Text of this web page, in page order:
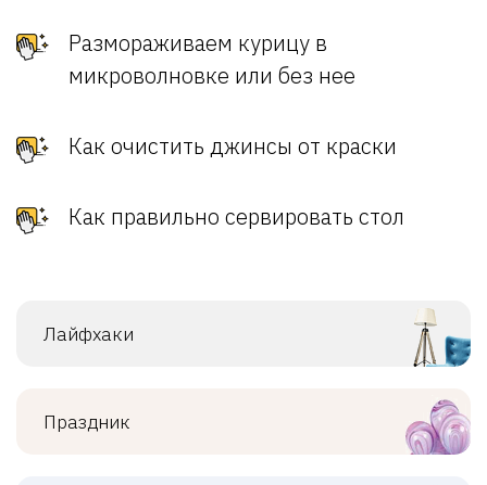
Размораживаем курицу в
микроволновке или без нее
Как очистить джинсы от краски
Как правильно сервировать стол
Лайфхаки
Праздник